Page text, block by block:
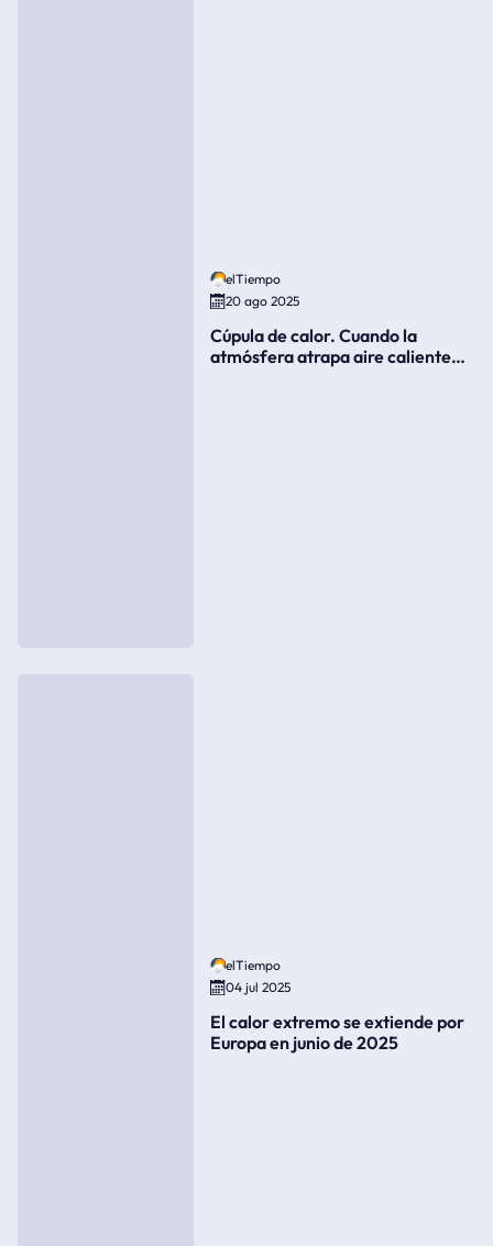
elTiempo
20 ago 2025
Cúpula de calor. Cuando la
atmósfera atrapa aire caliente
elTiempo
04 jul 2025
El calor extremo se extiende por
Europa en junio de 2025